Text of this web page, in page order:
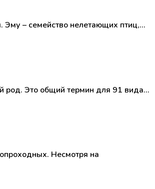
– семейство нелетающих птиц,…
род. Это общий термин для 91 вида…
Несмотря на